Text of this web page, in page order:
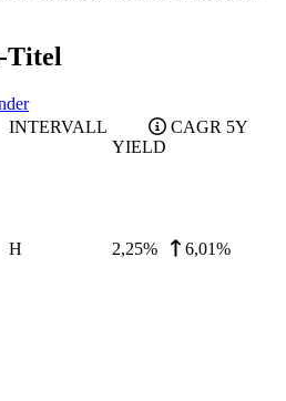
Titel
INTERVALL
YIELD
CAGR 5Y
H 2,25% 6,01%